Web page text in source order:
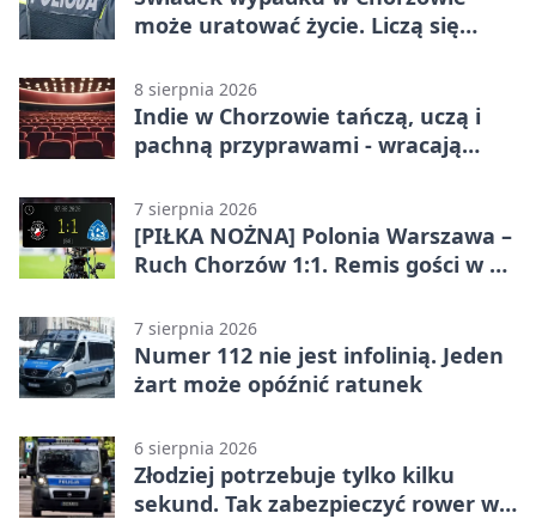
może uratować życie. Liczą się
8 sierpnia 2026
Indie w Chorzowie tańczą, uczą i
pachną przyprawami - wracają
7 sierpnia 2026
[PIŁKA NOŻNA] Polonia Warszawa –
Ruch Chorzów 1:1. Remis gości w 3.
7 sierpnia 2026
Numer 112 nie jest infolinią. Jeden
żart może opóźnić ratunek
6 sierpnia 2026
Złodziej potrzebuje tylko kilku
sekund. Tak zabezpieczyć rower w